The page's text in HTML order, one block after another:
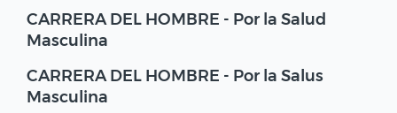
CARRERA DEL HOMBRE - Por la Salud
Masculina
CARRERA DEL HOMBRE - Por la Salus
Masculina